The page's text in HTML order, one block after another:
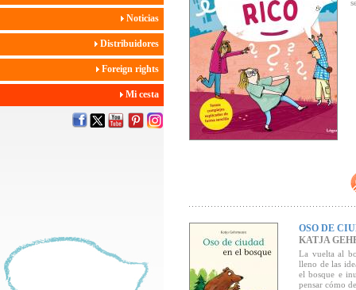
Noticias
Distribuidores
Foreign rights
Mi cesta
OSO DE
KATJA
La vuelta al
lleno de las
el bosque e
pensar cómo